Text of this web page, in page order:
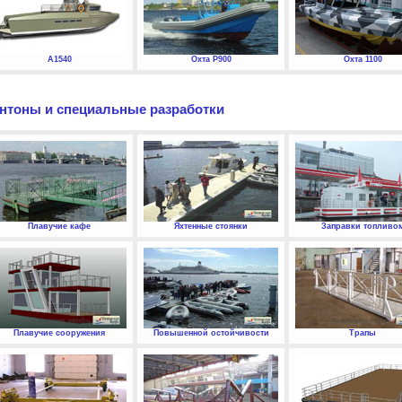
А1540 Охта P900 Охта 1100
и специальные разработки
Плавучие кафе Яхтенные стоянки Заправки
Плавучие сооружения Повышенной остойчивости Трапы